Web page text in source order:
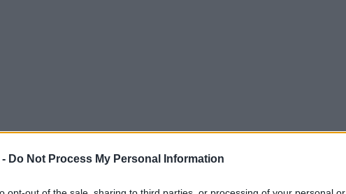
Do Not Process My Personal Information